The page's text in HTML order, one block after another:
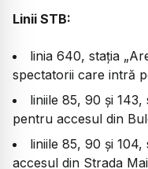
Linii STB:
linia 640, stația
spectatorii care intră
liniile 85, 90 și 143,
pentru accesul din
liniile 85, 90 și
accesul din Strada